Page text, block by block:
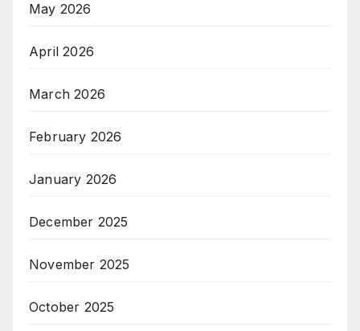
May 2026
April 2026
March 2026
February 2026
January 2026
December 2025
November 2025
October 2025